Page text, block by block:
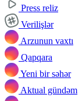
Press reliz
Verilişlər
Arzunun vaxtı
Qapqara
Yeni bir səhər
Aktual gündəm